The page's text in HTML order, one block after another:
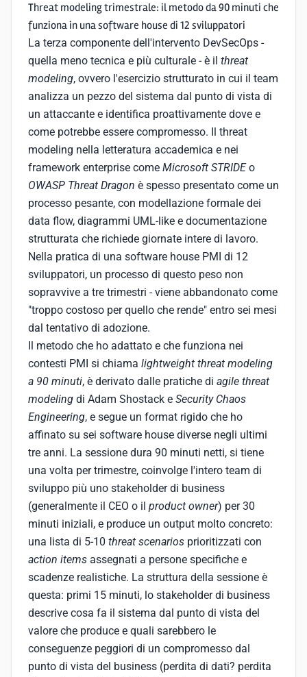
Threat modeling trimestrale: il metodo da 90 minuti che
funziona in una software house di 12 sviluppatori
La terza componente dell'intervento DevSecOps -
quella meno tecnica e più culturale - è il threat
modeling, ovvero l'esercizio strutturato in cui il team
analizza un pezzo del sistema dal punto di vista di
un attaccante e identifica proattivamente dove e
come potrebbe essere compromesso. Il threat
modeling nella letteratura accademica e nei
framework enterprise come Microsoft STRIDEo
OWASP Threat Dragon è spesso presentato come un
processo pesante, con modellazione formale dei
data flow, diagrammi UML-like e documentazione
strutturata che richiede giornate intere di lavoro.
Nella pratica di una software house PMI di 12
sviluppatori, un processo di questo peso non
sopravvive a tre trimestri - viene abbandonato come
"troppo costoso per quello che rende" entro sei mesi
dal tentativo di adozione.
Il metodo che ho adattato e che funziona nei
contesti PMI si chiama lightweight threat modeling
a 90 minuti, è derivato dalle pratiche di agile threat
modeling di Adam Shostack e Security Chaos
Engineering, e segue un format rigido che ho
affinato su sei software house diverse negli ultimi
tre anni. La sessione dura 90 minuti netti, si tiene
una volta per trimestre, coinvolge l'intero team di
sviluppo più uno stakeholder di business
(generalmente il CEO o il product owner) per 30
minuti iniziali, e produce un output molto concreto:
una lista di 5-10 threat scenarios prioritizzati con
action items assegnati a persone specifiche e
scadenze realistiche. La struttura della sessione è
questa: primi 15 minuti, lo stakeholder di business
descrive cosa fa il sistema dal punto di vista del
valore che produce e quali sarebbero le
conseguenze peggiori di un compromesso dal
punto di vista del business (perdita di dati? perdita